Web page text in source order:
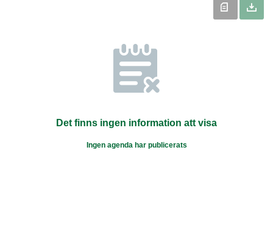
Det finns ingen information att visa
Ingen agenda har publicerats